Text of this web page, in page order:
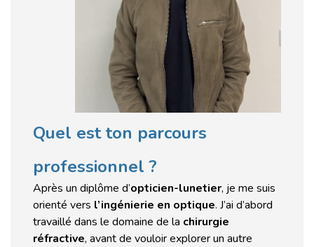
Quel est ton parcours
professionnel ?
Après un diplôme d’opticien-lunetier, je me suis
orienté vers l’ingénierie en optique. J’ai d’abord
travaillé dans le domaine de la chirurgie
réfractive, avant de vouloir explorer un autre